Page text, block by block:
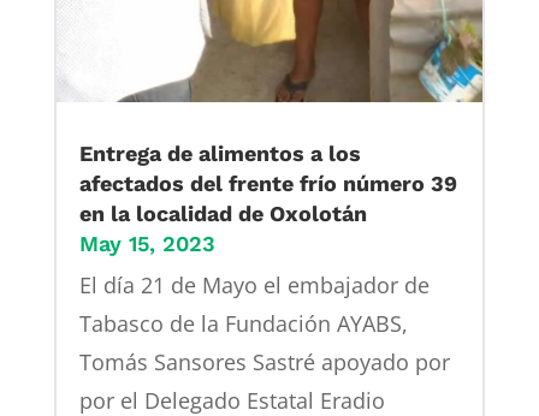
Entrega de alimentos a los
afectados del frente frío número 39
en la localidad de Oxolotán
May 15, 2023
El día 21 de Mayo el embajador de
Tabasco de la Fundación AYABS,
Tomás Sansores Sastré apoyado por
por el Delegado Estatal Eradio